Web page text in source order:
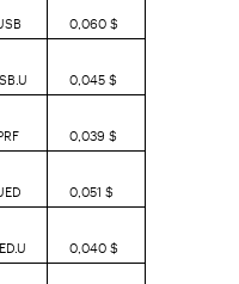
0,060 $
0,045 $
0,039 $
0,051 $
0,040 $